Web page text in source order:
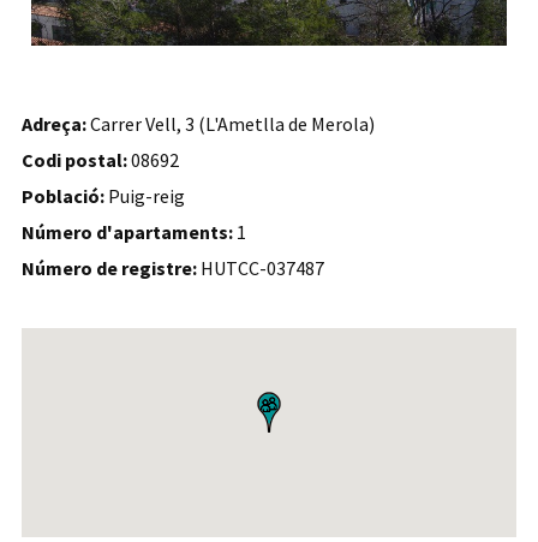
Adreça:Carrer Vell, 3 (L'Ametlla de Merola)
Codi postal:08692
Població: Puig-reig
Número d'apartaments: 1
Número de registre: HUTCC-037487